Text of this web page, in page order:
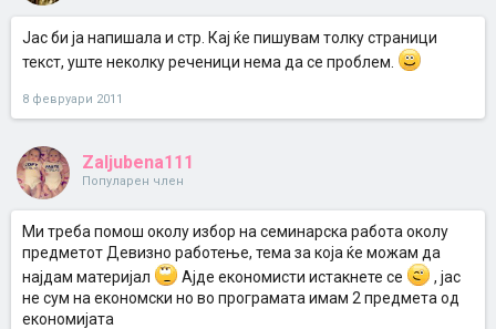
Јас би ја напишала и стр. Кај ќе пишувам толку страници
текст, уште неколку реченици нема да се проблем.
8 февруари 2011
Zaljubena111
Популарен член
Mи треба помош околу избор на семинарска работа околу
предметот Девизно работење, тема за која ќе можам да
најдам материјал
Ајде економисти истакнете се
, јас
не сум на економски но во програмата имам 2 предмета од
економијата